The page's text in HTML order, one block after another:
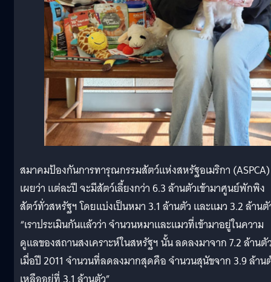
สมาคมป้องกันการทารุณกรรมสัตว์แห่งสหรัฐอเมริกา (ASPCA)
เผยว่า แต่ละปี จะมีสัตว์เลี้ยงกว่า 6.3 ล้านตัวเข้ามาศูนย์พักพิง
สัตว์ทั่วสหรัฐฯ โดยแบ่งเป็นหมา 3.1 ล้านตัว และแมว 3.2 ล้าน
“เราประเมินกันแล้วว่า จำนวนหมาและแมวที่เข้ามาอยู่ในความ
ดูแลของสถานสงเคราะห์ในสหรัฐฯ นั้น ลดลงมาจาก 7.2 ล้านตั
เมื่อปี 2011 จำนวนที่ลดลงมากสุดคือ จำนวนสุนัขจาก 3.9 ล้าน